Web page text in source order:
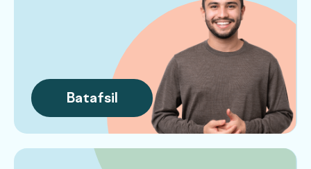
Ko‘p beriladigan
savollarga javob